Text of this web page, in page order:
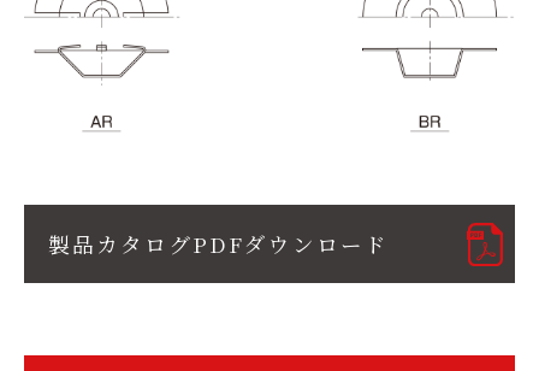
製品カタログPDFダウンロード